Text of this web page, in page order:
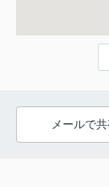
メールで